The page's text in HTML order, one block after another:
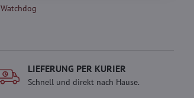
Watchdog
LIEFERUNG PER KURIER
Schnell und direkt nach Hause.